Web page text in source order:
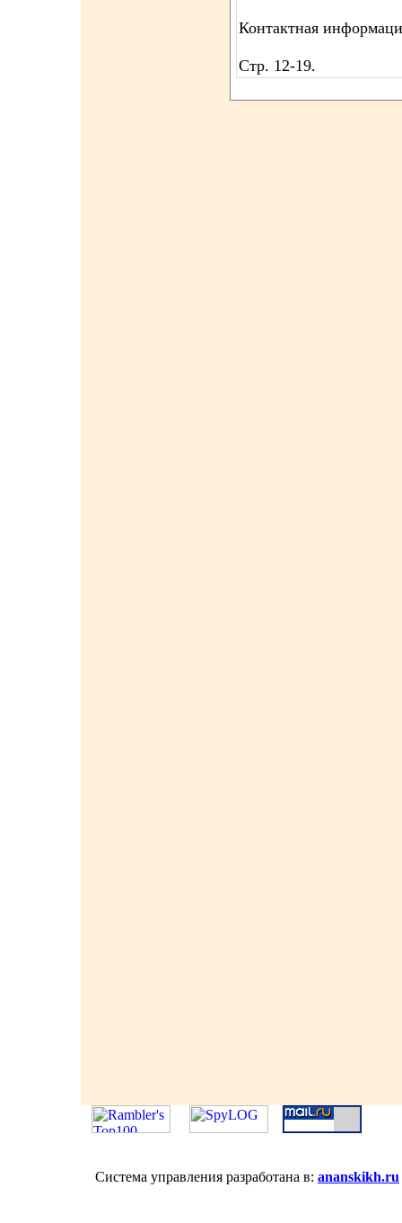
Контактная
Стр. 12-19.
Система управления разработана в: ananskikh.ru